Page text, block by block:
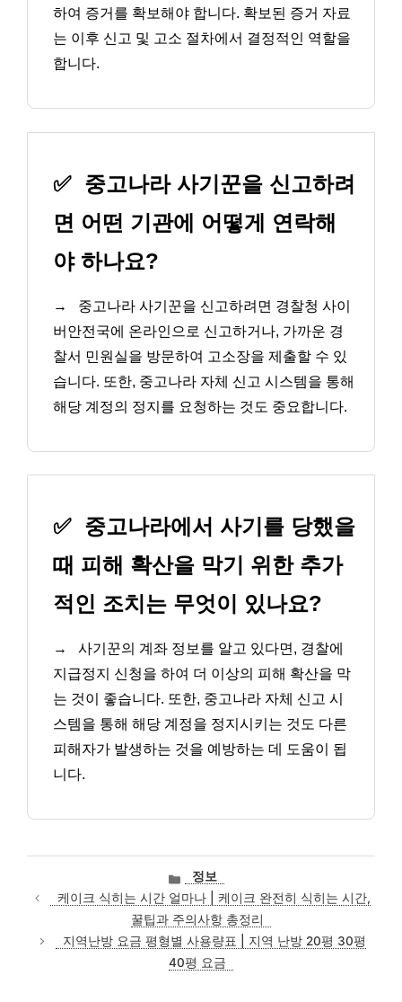
하여 증거를 확보해야 합니다. 확보된 증거 자료
는 이후 신고 및 고소 절차에서 결정적인 역할을
합니다.
✅ 중고나라 사기꾼을 신고하려
면 어떤 기관에 어떻게 연락해
야 하나요?
→
중고나라 사기꾼을 신고하려면 경찰청 사이
버안전국에 온라인으로 신고하거나, 가까운 경
찰서 민원실을 방문하여 고소장을 제출할 수 있
습니다. 또한, 중고나라 자체 신고 시스템을 통해
해당 계정의 정지를 요청하는 것도 중요합니다.
✅ 중고나라에서 사기를 당했을
때 피해 확산을 막기 위한 추가
적인 조치는 무엇이 있나요?
→
사기꾼의 계좌 정보를 알고 있다면, 경찰에
지급정지 신청을 하여 더 이상의 피해 확산을 막
는 것이 좋습니다. 또한, 중고나라 자체 신고 시
스템을 통해 해당 계정을 정지시키는 것도 다른
피해자가 발생하는 것을 예방하는 데 도움이 됩
니다.
카
테
고
리
정보
케이크 식히는 시간 얼마나 | 케이크 완전히 식히는 시간,
꿀팁과 주의사항 총정리
지역난방 요금 평형별 사용량표 | 지역 난방 20평 30평
40평 요금